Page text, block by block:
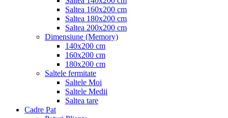
Saltea 160x200 cm
Saltea 180x200 cm
Saltea 200x200 cm
Dimensiune (Memory)
140x200 cm
160x200 cm
180x200 cm
Saltele fermitate
Saltele Moi
Saltele Medii
Saltea tare
Cadre Pat